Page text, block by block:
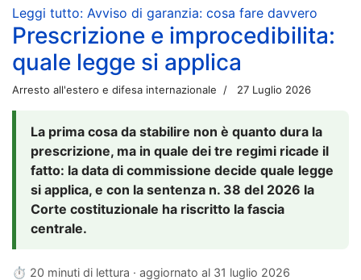
Leggi tutto: Avviso di garanzia: cosa fare davvero
Prescrizione e improcedibilita:
quale legge si applica
Arresto all'estero e difesa internazionale 27 Luglio 2026
La prima cosa da stabilire non è quanto dura la
prescrizione, ma in quale dei tre regimi ricade il
fatto: la data di commissione decide quale legge
si applica, e con la sentenza n. 38 del 2026 la
Corte costituzionale ha riscritto la fascia
centrale.
⏱ 20 minuti di lettura · aggiornato al 31 luglio 2026